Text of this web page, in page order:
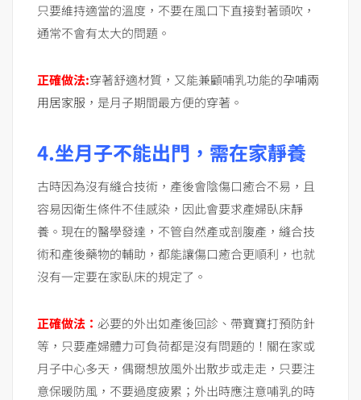
只要維持適當的溫度，不要在風口下直接對著頭吹，
通常不會有太大的問題。
正確做法:穿著舒適材質，又能兼顧哺乳功能的孕哺兩
用居家服 ，是月子期間最方便的穿著。
4.坐月子不能出門，需在家靜養
古時因為沒有縫合技術，產後會陰傷口癒合不易，且
容易因衛生條件不佳感染，因此會要求產婦臥床靜
養。現在的醫學發達，不管自然產或剖腹產，縫合技
術和產後藥物的輔助，都能讓傷口癒合更順利，也就
沒有一定要在家臥床的規定了。
正確做法： 必要的外出如產後回診、帶寶寶打預防針
等，只要產婦體力可負荷都是沒有問題的！關在家或
月子中心多天，偶爾想放風外出散步或走走，只要注
意保暖防風，不要過度疲累；外出時應注意哺乳的時